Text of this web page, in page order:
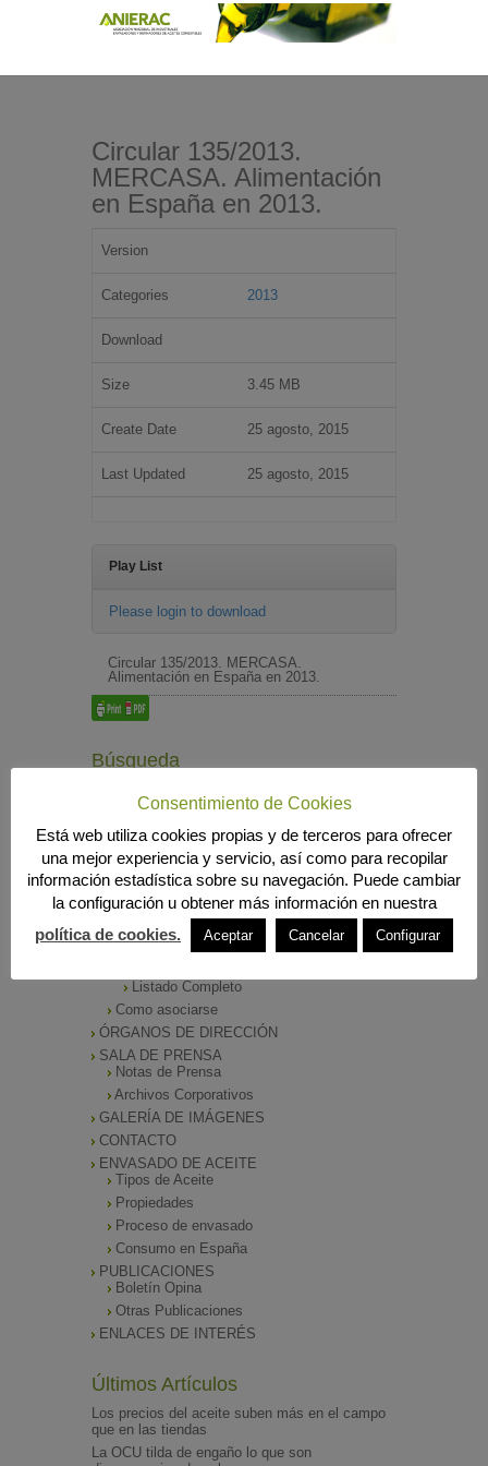
Circular 135/2013.
MERCASA. Alimentación
en España en 2013.
Version
Categories 2013
Download
Size 3.45 MB
Create Date 25 agosto, 2015
Last Updated 25 agosto, 2015
Play List
Please login to download
Circular 135/2013. MERCASA.
Alimentación en España en 2013.
Búsqueda
MENÚ PRINCIPAL
INICIO
ANIERAC
Funciones
Listado Completo
Como asociarse
ÓRGANOS DE DIRECCIÓN
SALA DE PRENSA
Notas de Prensa
Archivos Corporativos
GALERÍA DE IMÁGENES
CONTACTO
ENVASADO DE ACEITE
Tipos de Aceite
Propiedades
Proceso de envasado
Consumo en España
PUBLICACIONES
Boletín Opina
Otras Publicaciones
ENLACES DE INTERÉS
Últimos Artículos
Los precios del aceite suben más en el campo
que en las tiendas
La OCU tilda de engaño lo que son
Consentimiento de Cookies
Está web utiliza cookies propias y de terceros para ofrecer
una mejor experiencia y servicio, así como para recopilar
información estadística sobre su navegación. Puede cambiar
la configuración u obtener más información en nuestra
política de cookies.
Aceptar Cancelar Configurar